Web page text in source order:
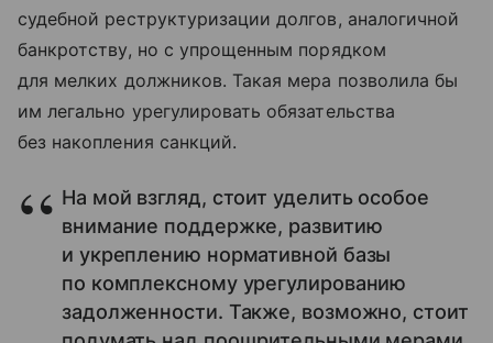
судебной реструктуризации долгов, аналогичной
банкротству, но с упрощенным порядком
для мелких должников. Такая мера позволила бы
им легально урегулировать обязательства
без накопления санкций.
На мой взгляд, стоит уделить особое
внимание поддержке, развитию
и укреплению нормативной базы
по комплексному урегулированию
задолженности. Также, возможно, стоит